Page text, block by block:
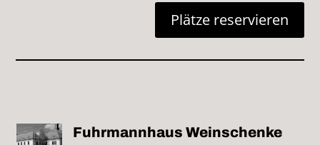
Plätze reservieren
Fuhrmannhaus Weinschenke